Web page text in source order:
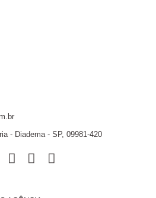
- Diadema - SP, 09981-420